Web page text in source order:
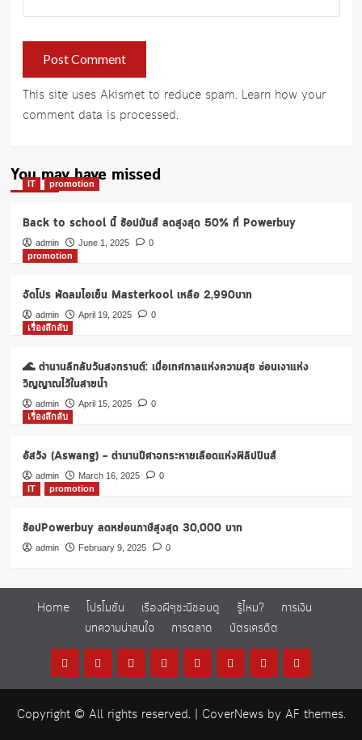
This site uses Akismet to reduce spam. Learn how your
comment data is processed.
You may have missed
IT promotion
Back to school นี้ ช้อปมันส์ ลดสูงสุด 50% ที่ Powerbuy
admin June 1, 2025
0
promotion
จัดโปร พัดลมไอเย็น Masterkool เหลือ 2,990บาท
admin April 19, 2025
0
เรื่องลึกลับ
🌊 ตำนานลึกลับวันสงกรานต์: เมื่อเทศกาลแห่งความสุข ซ่อนเงาแห่ง
วิญญาณไว้ในสายน้ำ
admin April 15, 2025
0
เรื่องลึกลับ
อัสวัง (Aswang) – ตำนานปีศาจกระหายเลือดแห่งฟิลิปปินส์
admin March 16, 2025
0
IT
promotion
ช้อปPowerbuy ลดหย่อนภาษีสูงสุด 30,000 บาท
admin February 9, 2025 0
Home โปรโมชั่น เรื่องผีๆชะนีชอบดู รู้ไหม?
การเงิน
บทความน่าสนใจ
การตลาด บัตรเครดิต
Home โปร
เรื่อง
รู้
การ
บทความการ
บัตร
Copyright © All rights reserved. CoverNewsby AF themes.